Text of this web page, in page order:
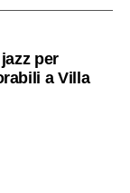
per
a Villa